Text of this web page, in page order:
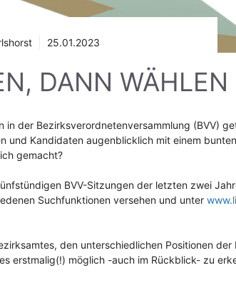
25.01.2023
DANN WÄHLEN
der Bezirksverordnetenversammlung (BVV)
und Kandidaten augenblicklich mit einem
gemacht?
BVV-Sitzungen der letzten zwei
Suchfunktionen versehen und unter
den unterschiedlichen Positionen der
erstmalig(!) möglich -auch im Rückblick- zu